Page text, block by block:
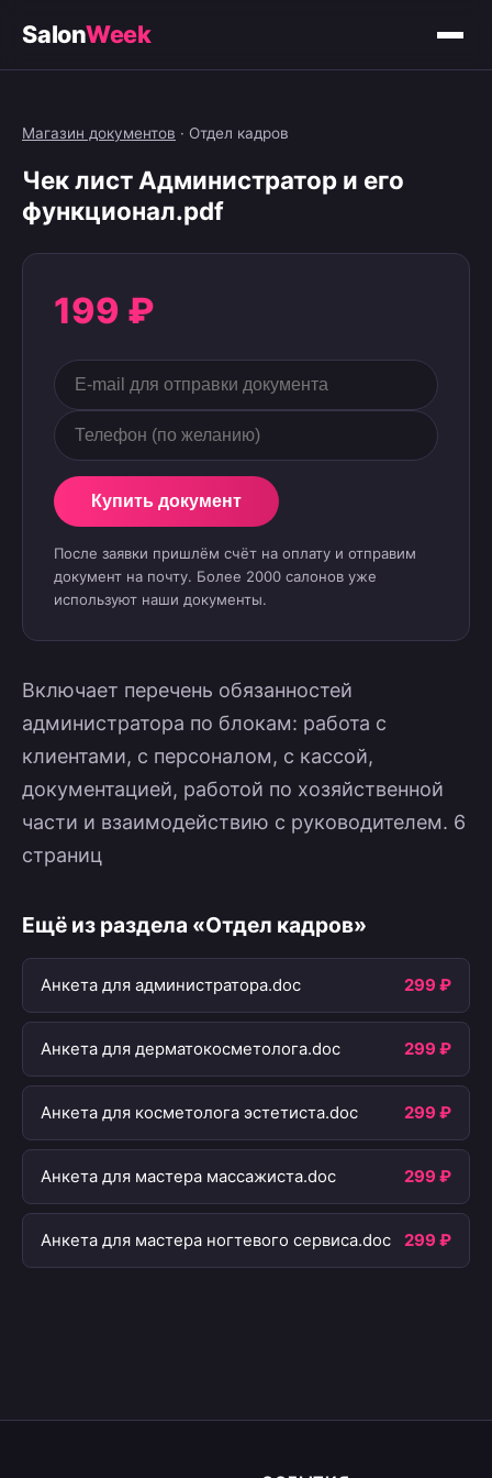
SalonWeek
Магазин документов · Отдел кадров
Чек лист Администратор и его
функционал.pdf
199 ₽
Купить документ
После заявки пришлём счёт на оплату и отправим
документ на почту. Более 2000 салонов уже
используют наши документы.
Включает перечень обязанностей
администратора по блокам: работа с
клиентами, с персоналом, с кассой,
документацией, работой по хозяйственной
части и взаимодействию с руководителем. 6
страниц
Ещё из раздела «Отдел кадров»
Анкета для администратора.doc 299 ₽
Анкета для дерматокосметолога.doc 299 ₽
Анкета для косметолога эстетиста.doc 299 ₽
Анкета для мастера массажиста.doc 299 ₽
Анкета для мастера ногтевого сервиса.doc 299 ₽